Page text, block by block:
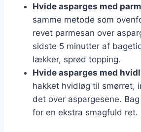
Hvide asparges med
samme metode som
revet parmesan over
sidste 5 minutter af
lækker, sprød topping.
Hvide asparges med
hakket hvidløg til smørret,
det over aspargesene.
for en ekstra smagfuld ret.